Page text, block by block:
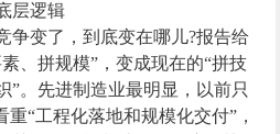
层逻辑
争变了，到底变在哪儿?报告给
、拼规模”，变成现在的“拼技
”。先进制造业最明显，以前只
“工程化落地和规模化交付”，